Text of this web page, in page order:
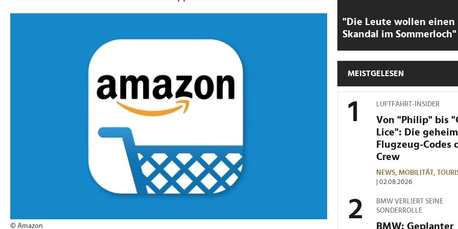
© Amazon
"Die Leute wollen einen
Skandal im Sommerloch"
MEISTGELESEN
LUFTFAHRT-INSIDER
Von "Philip" bis
Lice": Die
Flugzeug-Codes
Crew
NEWS, MOBILITÄT,
| 02.08.2026
BMW VERLIERT SEINE
SONDERROLLE
BMW: Geplanter